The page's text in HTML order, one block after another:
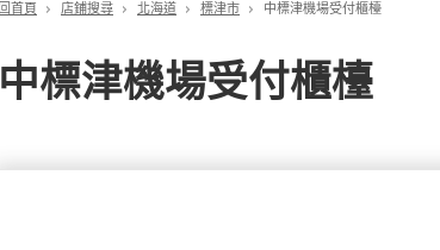
回首頁 店鋪搜尋 北海道 標津市 中標津機場受付櫃檯
中標津機場受付櫃檯